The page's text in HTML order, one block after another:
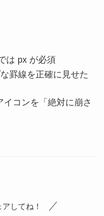
は px が必須
罫線を正確に見せた
コンを「絶対に崩さ
してね！